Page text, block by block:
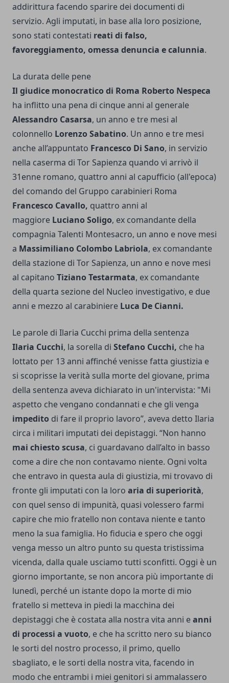
addirittura facendo sparire dei documenti di
servizio. Agli imputati, in base alla loro posizione,
sono stati contestati reati di falso,
favoreggiamento, omessa denuncia e calunnia.
La durata delle pene
Il giudice monocratico di Roma Roberto Nespeca
ha inflitto una pena di cinque anni al generale
Alessandro Casarsa, un anno e tre mesi al
colonnello Lorenzo Sabatino. Un anno e tre mesi
anche all’appuntato Francesco Di Sano, in servizio
nella caserma di Tor Sapienza quando vi arrivò il
31enne romano, quattro anni al capufficio (all'epoca)
del comando del Gruppo carabinieri Roma
Francesco Cavallo, quattro anni al
maggiore Luciano Soligo, ex comandante della
compagnia Talenti Montesacro, un anno e nove mesi
a Massimiliano Colombo Labriola, ex comandante
della stazione di Tor Sapienza, un anno e nove mesi
al capitano Tiziano Testarmata, ex comandante
della quarta sezione del Nucleo investigativo, e due
anni e mezzo al carabiniere Luca De Cianni.
Le parole di Ilaria Cucchi prima della sentenza
Ilaria Cucchi, la sorella di Stefano Cucchi, che ha
lottato per 13 anni affinché venisse fatta giustizia e
si scoprisse la verità sulla morte del giovane, prima
della sentenza aveva dichiarato in un'intervista: "Mi
aspetto che vengano condannati e che gli venga
impedito di fare il proprio lavoro”, aveva detto Ilaria
circa i militari imputati dei depistaggi. “Non hanno
mai chiesto scusa, ci guardavano dall’alto in basso
come a dire che non contavamo niente. Ogni volta
che entravo in questa aula di giustizia, mi trovavo di
fronte gli imputati con la loro aria di superiorità,
con quel senso di impunità, quasi volessero farmi
capire che mio fratello non contava niente e tanto
meno la sua famiglia. Ho fiducia e spero che oggi
venga messo un altro punto su questa tristissima
vicenda, dalla quale usciamo tutti sconfitti. Oggi è un
giorno importante, se non ancora più importante di
lunedì, perché un istante dopo la morte di mio
fratello si metteva in piedi la macchina dei
depistaggi che è costata alla nostra vita anni eanni
di processi a vuoto, e che ha scritto nero su bianco
le sorti del nostro processo, il primo, quello
sbagliato, e le sorti della nostra vita, facendo in
modo che entrambi i miei genitori si ammalassero